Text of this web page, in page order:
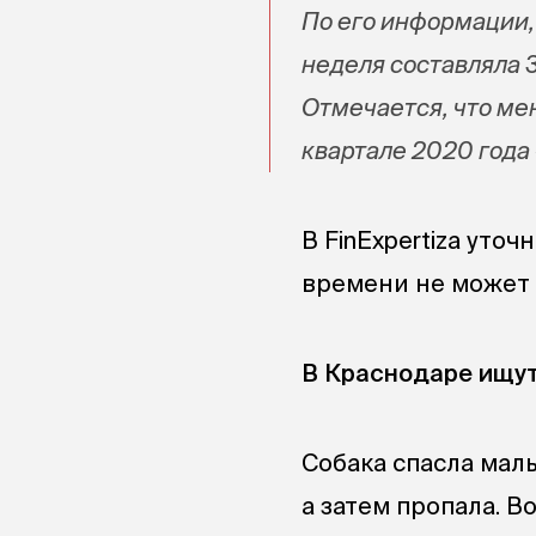
По его
неделя составляла
Отмечается, что
квартале 2020 года
В FinExpertiza
времени не может
В Краснодаре
Собака спасла
а затем пропала.